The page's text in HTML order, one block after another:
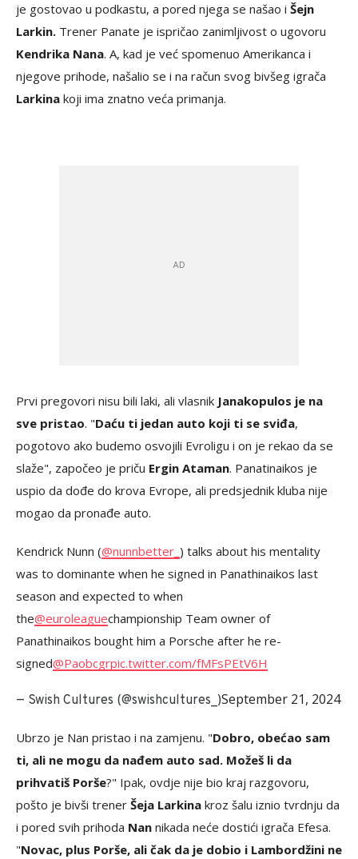
je gostovao u podkastu, a pored njega se našao i Šejn
Larkin. Trener Panate je ispričao zanimljivost o ugovoru
Kendrika Nana. A, kad je već spomenuo Amerikanca i
njegove prihode, našalio se i na račun svog bivšeg igrača
Larkina koji ima znatno veća primanja.
Prvi pregovori nisu bili laki, ali vlasnik Janakopulos je na
sve pristao. "Daću ti jedan auto koji ti se sviđa,
pogotovo ako budemo osvojili Evroligu i on je rekao da se
slaže", započeo je priču Ergin Ataman. Panatinaikos je
uspio da dođe do krova Evrope, ali predsjednik kluba nije
mogao da pronađe auto.
Kendrick Nunn (@nunnbetter_ ) talks about his mentality
was to dominante when he signed in Panathinaikos last
season and expected to when
the@euroleaguechampionship Team owner of
Panathinaikos bought him a Porsche after he re-
signed@Paobcgrpic.twitter.com/fMFsPEtV6H
— Swish Cultures (@swishcultures_)September 21, 2024
Ubrzo je Nan pristao i na zamjenu. "Dobro, obećao sam
ti, ali ne mogu da nađem auto sad. Možeš li da
prihvatiš Porše?" Ipak, ovdje nije bio kraj razgovoru,
pošto je bivši trener Šeja Larkina kroz šalu iznio tvrdnju da
i pored svih prihoda Nan nikada neće dostići igrača Efesa.
"Novac, plus Porše, ali čak da je dobio i Lambordžini ne